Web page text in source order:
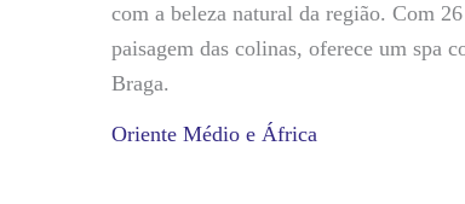
com a beleza natural da região. Com
paisagem das colinas, oferece um spa
Braga.
Oriente Médio e África